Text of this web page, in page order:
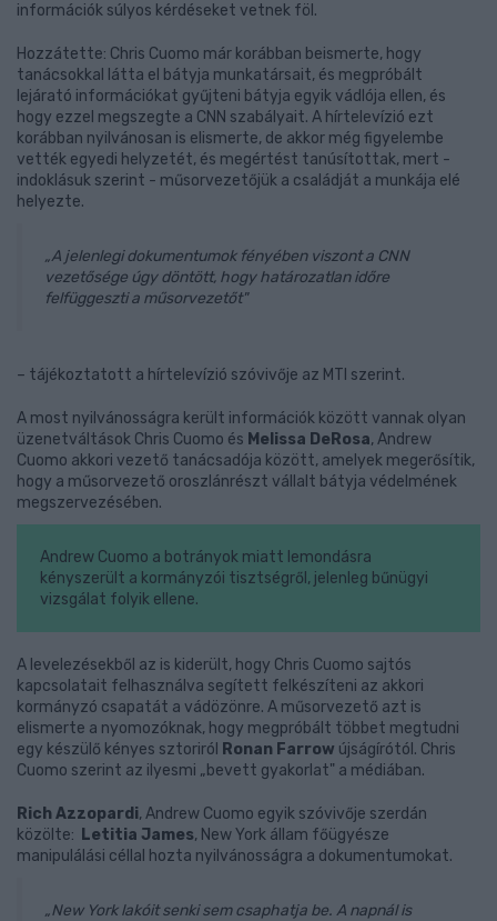
információk súlyos kérdéseket vetnek föl.
Hozzátette: Chris Cuomo már korábban beismerte, hogy
tanácsokkal látta el bátyja munkatársait, és megpróbált
lejárató információkat gyűjteni bátyja egyik vádlója ellen, és
hogy ezzel megszegte a CNN szabályait. A hírtelevízió ezt
korábban nyilvánosan is elismerte, de akkor még figyelembe
vették egyedi helyzetét, és megértést tanúsítottak, mert -
indoklásuk szerint - műsorvezetőjük a családját a munkája elé
helyezte.
„A jelenlegi dokumentumok fényében viszont a CNN
vezetősége úgy döntött, hogy határozatlan időre
felfüggeszti a műsorvezetőt"
– tájékoztatott a hírtelevízió szóvivője az MTI szerint.
A most nyilvánosságra került információk között vannak olyan
üzenetváltások Chris Cuomo és Melissa DeRosa, Andrew
Cuomo akkori vezető tanácsadója között, amelyek megerősítik,
hogy a műsorvezető oroszlánrészt vállalt bátyja védelmének
megszervezésében.
Andrew Cuomo a botrányok miatt lemondásra
kényszerült a kormányzói tisztségről, jelenleg bűnügyi
vizsgálat folyik ellene.
A levelezésekből az is kiderült, hogy Chris Cuomo sajtós
kapcsolatait felhasználva segített felkészíteni az akkori
kormányzó csapatát a vádözönre. A műsorvezető azt is
elismerte a nyomozóknak, hogy megpróbált többet megtudni
egy készülő kényes sztoriról Ronan Farrow újságírótól. Chris
Cuomo szerint az ilyesmi „bevett gyakorlat" a médiában.
Rich Azzopardi, Andrew Cuomo egyik szóvivője szerdán
közölte: Letitia James, New York állam főügyésze
manipulálási céllal hozta nyilvánosságra a dokumentumokat.
„New York lakóit senki sem csaphatja be. A napnál is